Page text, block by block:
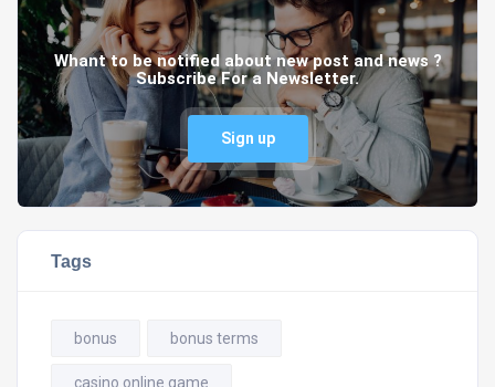
Whant to be notified about new post and news ?
Subscribe For a Newsletter.
Sign up
Tags
bonus bonus terms
casino online game